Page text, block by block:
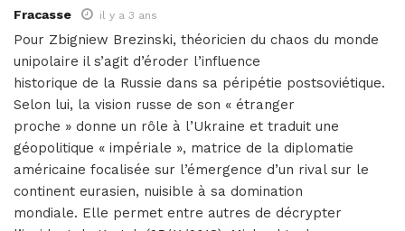
Fracasse il y a 3 ans
Pour Zbigniew Brezinski, théoricien du chaos du monde
unipolaire il s’agit d’éroder l’influence
historique de la Russie dans sa péripétie postsoviétique.
Selon lui, la vision russe de son « étranger
proche » donne un rôle à l’Ukraine et traduit une
géopolitique « impériale », matrice de la diplomatie
américaine focalisée sur l’émergence d’un rival sur le
continent eurasien, nuisible à sa domination
mondiale. Elle permet entre autres de décrypter